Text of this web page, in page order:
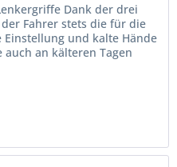
Dank der drei
Fahrer stets die für die
und kalte Hände
an kälteren Tagen